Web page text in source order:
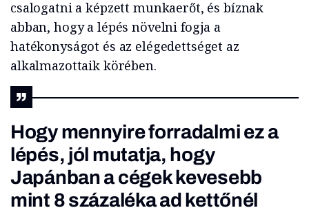
csalogatni a képzett munkaerőt, és bíznak
abban, hogy a lépés növelni fogja a
hatékonyságot és az elégedettséget az
alkalmazottaik körében.
Hogy mennyire forradalmi ez a
lépés, jól mutatja, hogy
Japánban a cégek kevesebb
mint 8 százaléka ad kettőnél